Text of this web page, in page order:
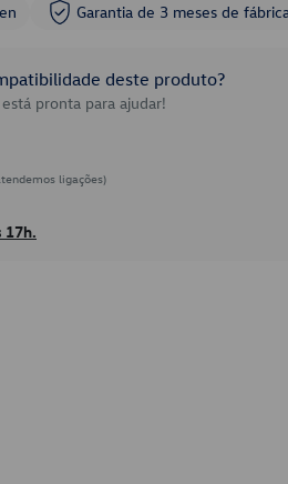
Garantia de 3 meses de
deste produto?
pronta para ajudar!
ligações)
17h.